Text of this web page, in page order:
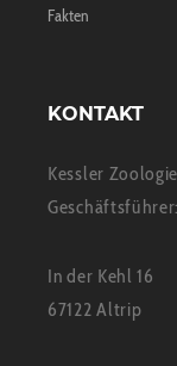
Fakten
KONTAKT
Kessler
In der Kehl 16
67122 Altrip